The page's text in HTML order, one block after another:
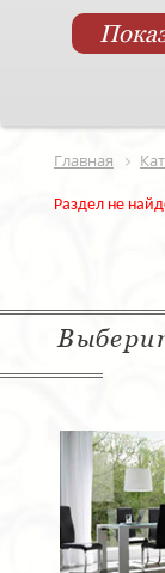
Главная
Раздел не